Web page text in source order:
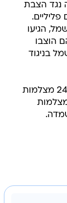
נגד הצבת
הגיעו
הוצבו
בניגוד
במשטרה דיווחו כי בכך הכל, הוסרו כ-24 מצלמות